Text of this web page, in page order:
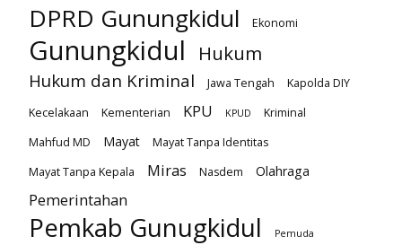
DPRD Gunungkidul Ekonomi
Gunungkidul Hukum
Hukum dan Kriminal Jawa Tengah
Kapolda DIY
Kecelakaan
Kementerian KPU KPUD
Kriminal
Mahfud MD
Mayat
Mayat Tanpa Identitas
Mayat Tanpa Kepala
Miras Nasdem Olahraga
Pemerintahan
Pemkab Gunugkidul Pemuda